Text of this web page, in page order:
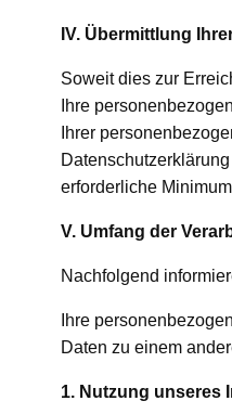
IV. Übermittlung
Soweit dies zur
Ihre
Ihrer
erforderliche
V. Umfang der
Nachfolgend
Ihre
Daten zu einem
1. Nutzung unseres